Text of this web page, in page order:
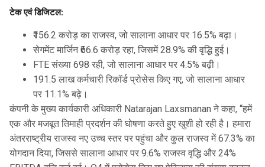
टेक एवं डिजिटल:
₹156.2 करोड़ का राजस्व, जो सालाना आधार पर 16.5% बढ़ा।
सेगमेंट मार्जिन ₹66.6 करोड़ रहा, जिसमें 28.9% की वृद्धि हुई।
FTE संख्या 698 रही, जो सालाना आधार पर 4.5% बढ़ी।
191.5 लाख कर्मचारी रिकॉर्ड प्रोसेस किए गए, जो सालाना आधार
पर 11.1% बढ़े।
कंपनी के मुख्य कार्यकारी अधिकारी Natarajan Laxsmanan ने कहा, “हमें
एक और मजबूत तिमाही प्रदर्शन की घोषणा करते हुए खुशी हो रही है। हमारा
अंतरराष्ट्रीय राजस्व नए उच्च स्तर पर पहुंचा और कुल राजस्व में 67.3% का
योगदान दिया, जिससे सालाना आधार पर 9.6% राजस्व वृद्धि और 24%